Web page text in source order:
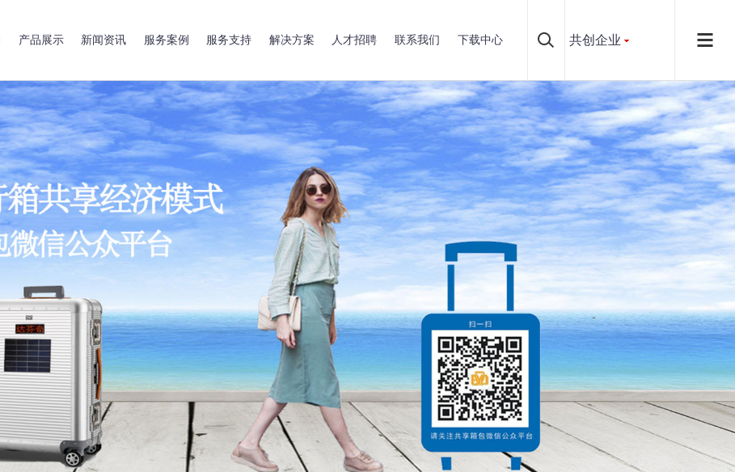
产品展示 新闻资讯 服务案例 服务支持 解决方案 人才招聘 联系我们 下载中心 共创企业